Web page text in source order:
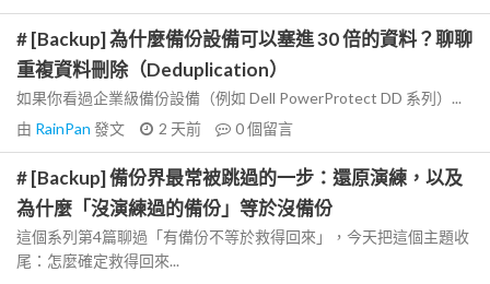
# [Backup] 為什麼備份設備可以塞進 30 倍的資料？聊聊
重複資料刪除（Deduplication）
如果你看過企業級備份設備（例如 Dell PowerProtect DD 系列）...
由 RainPan 發文 2 天前 0個留言
# [Backup] 備份界最常被跳過的一步：還原演練，以及
為什麼「沒演練過的備份」等於沒備份
這個系列第4篇聊過「有備份不等於救得回來」，今天把這個主題收
尾：怎麼確定救得回來...